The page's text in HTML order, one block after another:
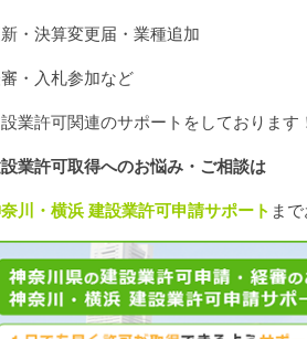
・決算変更届・業種追加
・入札参加など
業許可関連のサポートをしております
業許可取得へのお悩み・ご相談は
川・横浜 建設業許可申請サポート ま